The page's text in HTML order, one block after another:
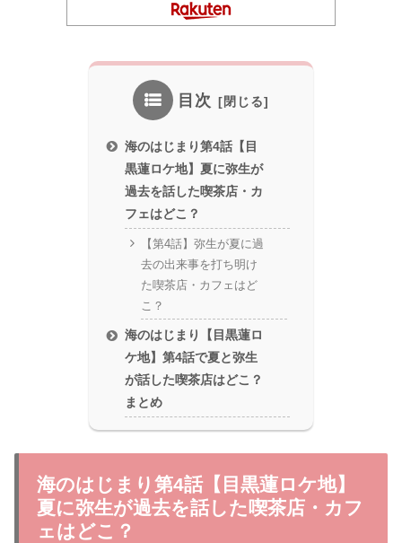
目次
海のはじまり第4話【目
黒蓮ロケ地】夏に弥生が
過去を話した喫茶店・カ
フェはどこ？
【第4話】弥生が夏に過
去の出来事を打ち明け
た喫茶店・カフェはど
こ？
海のはじまり【目黒蓮ロ
ケ地】第4話で夏と弥生
が話した喫茶店はどこ？
まとめ
海のはじまり第4話【目黒蓮ロケ地】
夏に弥生が過去を話した喫茶店・カフ
ェはどこ？